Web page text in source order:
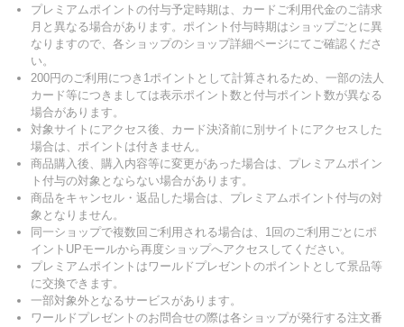
プレミアムポイントの付与予定時期は、カードご利用代金のご請求
月と異なる場合があります。ポイント付与時期はショップごとに異
なりますので、各ショップのショップ詳細ページにてご確認くださ
い。
200円のご利用につき1ポイントとして計算されるため、一部の法人
カード等につきましては表示ポイント数と付与ポイント数が異なる
場合があります。
対象サイトにアクセス後、カード決済前に別サイトにアクセスした
場合は、ポイントは付きません。
商品購入後、購入内容等に変更があった場合は、プレミアムポイン
ト付与の対象とならない場合があります。
商品をキャンセル・返品した場合は、プレミアムポイント付与の対
象となりません。
同一ショップで複数回ご利用される場合は、1回のご利用ごとにポ
イントUPモールから再度ショップへアクセスしてください。
プレミアムポイントはワールドプレゼントのポイントとして景品等
に交換できます。
一部対象外となるサービスがあります。
ワールドプレゼントのお問合せの際は各ショップが発行する注文番